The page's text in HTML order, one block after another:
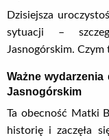
Dzisiejsza
sytuacji –
Jasnogórskim.
Ważne
Jasnogórskim
Ta obecność Matki
historię i zaczęła